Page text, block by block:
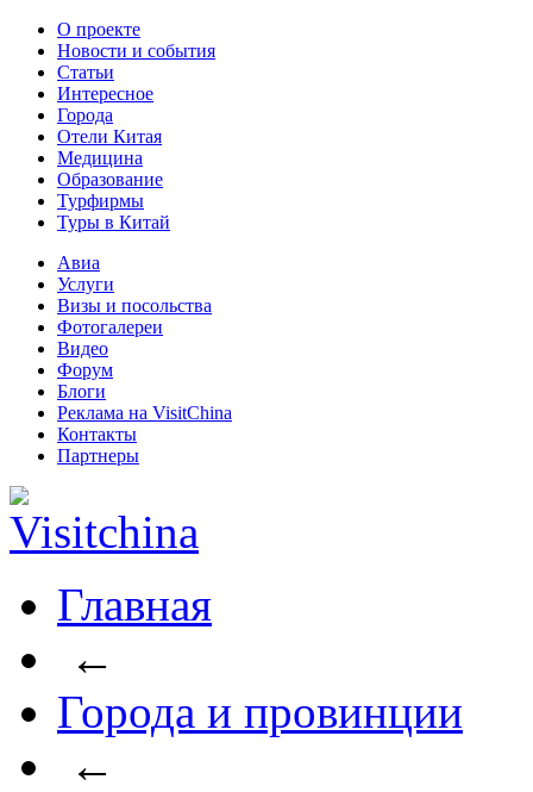
О проекте
Новости и события
Статьи
Интересное
Города
Отели Китая
Медицина
Образование
Турфирмы
Туры в Китай
Авиа
Услуги
Визы и посольства
Фотогалереи
Видео
Форум
Блоги
Реклама на VisitChina
Контакты
Партнеры
Главная
←
Города и провинции
←